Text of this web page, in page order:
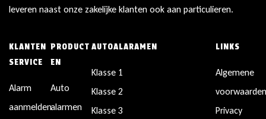
leveren naast onze zakelijke klanten ook aan particulieren.
KLANTEN
SERVICE
Alarm
aanmelden
PRODUCT
EN
Auto
alarmen
AUTOALARAMEN
Klasse 1
Klasse 2
Klasse 3
LINKS
Algemene
Privacy